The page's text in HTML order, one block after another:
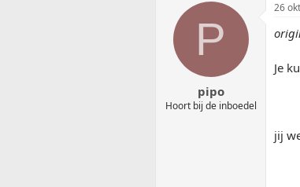
P
pipo
Hoort bij de inboedel
26
Je
jij